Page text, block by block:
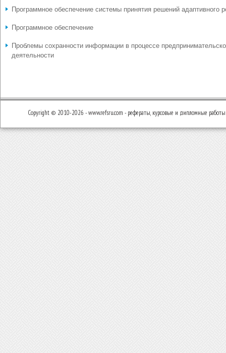
Программное обеспечение системы принятия решений адаптивного
Программное обеспечение
Проблемы сохранности информации в процессе
деятельности
Copyright © 2010-2026 - www.refsru.com - рефераты, курсовые и дипломные работы